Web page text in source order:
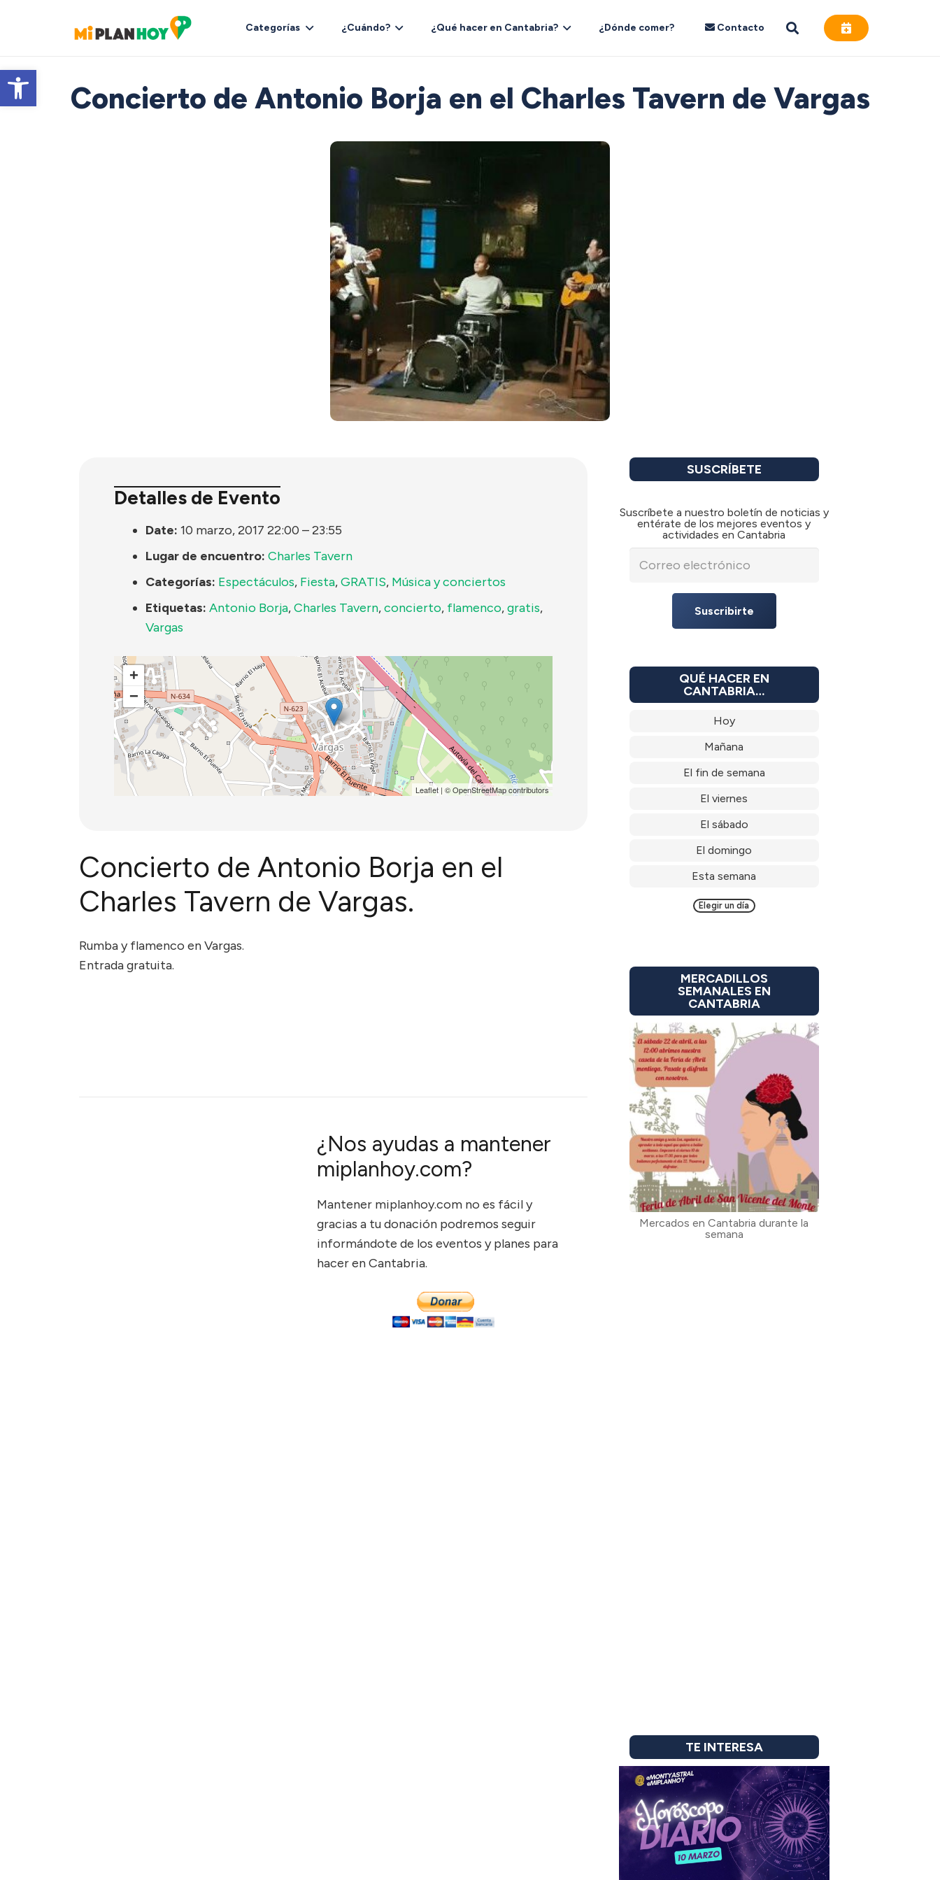
Abrir barra de herramientas
Categorías ¿Cuándo? ¿Qué hacer en Cantabria? ¿Dónde comer? Contacto
Concierto de Antonio Borja en el Charles Tavern de Vargas
Detalles de Evento
Date: 10 marzo, 2017 22:00 –23:55
Lugar de encuentro: Charles Tavern
Categorías: Espectáculos, Fiesta,GRATIS, Música y conciertos
Etiquetas: Antonio Borja,Charles Tavern,concierto, flamenco,gratis,
Vargas
+
−
Leaflet| ©OpenStreetMapcontributors
Concierto de Antonio Borja en el
Charles Tavern de Vargas.
Rumba y flamenco en Vargas.
Entrada gratuita.
¿Nos ayudas a mantener
miplanhoy.com?
Mantener miplanhoy.com no es fácil y
gracias a tu donación podremos seguir
informándote de los eventos y planes para
hacer en Cantabria.
SUSCRÍBETE
Suscríbete a nuestro boletín de noticias y
entérate de los mejores eventos y
actividades en Cantabria
Suscribirte
QUÉ HACER EN
CANTABRIA…
Hoy
Mañana
El fin de semana
El viernes
El sábado
El domingo
Esta semana
Elegir un día
MERCADILLOS
SEMANALES EN
CANTABRIA
Mercados en Cantabria durante la
semana
TE INTERESA